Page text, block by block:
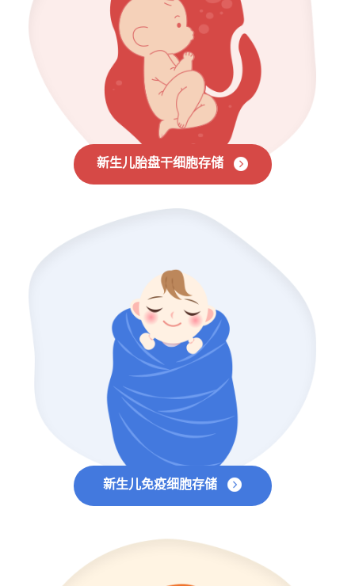
新生儿胎盘干细胞存储
新生儿免疫细胞存储